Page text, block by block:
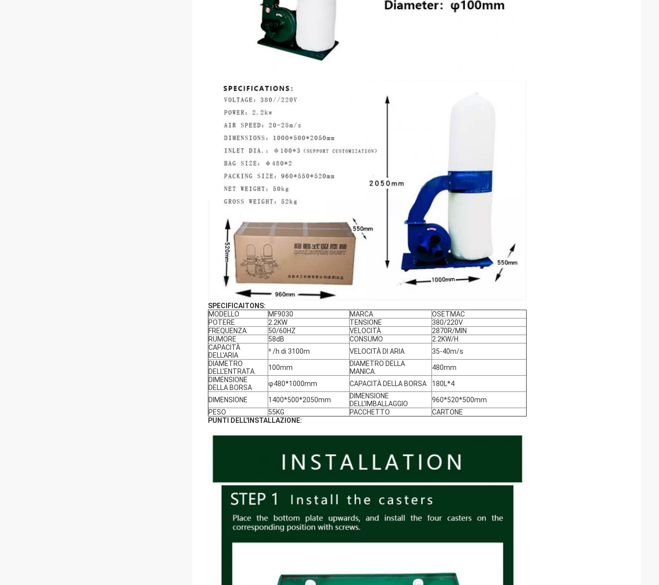
SPECIFICAITONS:
MODELLO
MF9030 MARCA
OSETMAC
POTERE
2.2KW TENSIONE
380/220V
FREQUENZA
50/60HZ VELOCITÀ
2870R/MIN
RUMORE
58dB CONSUMO
2.2KW/H
CAPACITÀ
DELL'ARIA
³ /h di 3100m VELOCITÀ DI ARIA
35-40m/s
DIAMETRO
DELL'ENTRATA.
100mm
DIAMETRO DELLA
MANICA.
480mm
DIMENSIONE
DELLA BORSA
φ480*1000mm CAPACITÀ DELLA BORSA 180L*4
DIMENSIONE 1400*500*2050mm
DIMENSIONE
DELL'IMBALLAGGIO
960*520*500mm
PESO
55KG PACCHETTO
CARTONE
PUNTI DELL'INSTALLAZIONE: